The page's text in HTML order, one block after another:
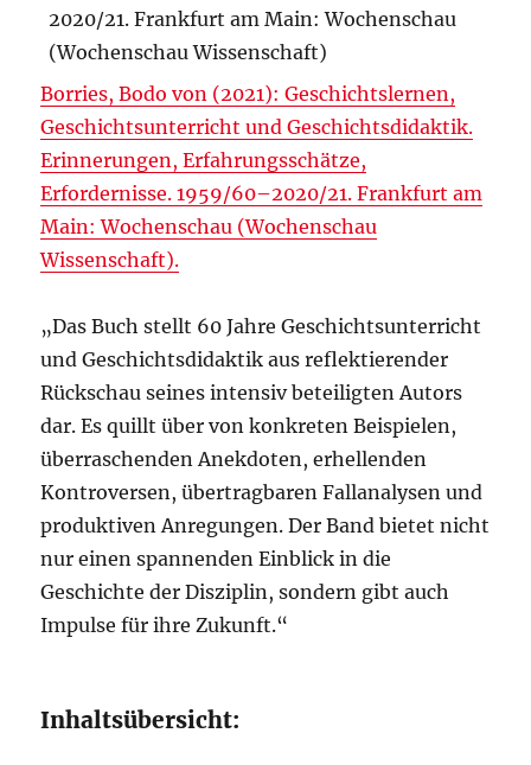
Borries, Bodo von (2021): Geschichtslernen,
Geschichtsunterricht und Geschichtsdidaktik.
Erinnerungen, Erfahrungsschätze,
Erfordernisse. 1959/60–2020/21. Frankfurt am
Main: Wochenschau (Wochenschau
Wissenschaft).
„Das Buch stellt 60 Jahre Geschichtsunterricht
und Geschichtsdidaktik aus reflektierender
Rückschau seines intensiv beteiligten Autors
dar. Es quillt über von konkreten Beispielen,
überraschenden Anekdoten, erhellenden
Kontroversen, übertragbaren Fallanalysen und
produktiven Anregungen. Der Band bietet nicht
nur einen spannenden Einblick in die
Geschichte der Disziplin, sondern gibt auch
Impulse für ihre Zukunft.“
Inhaltsübersicht: